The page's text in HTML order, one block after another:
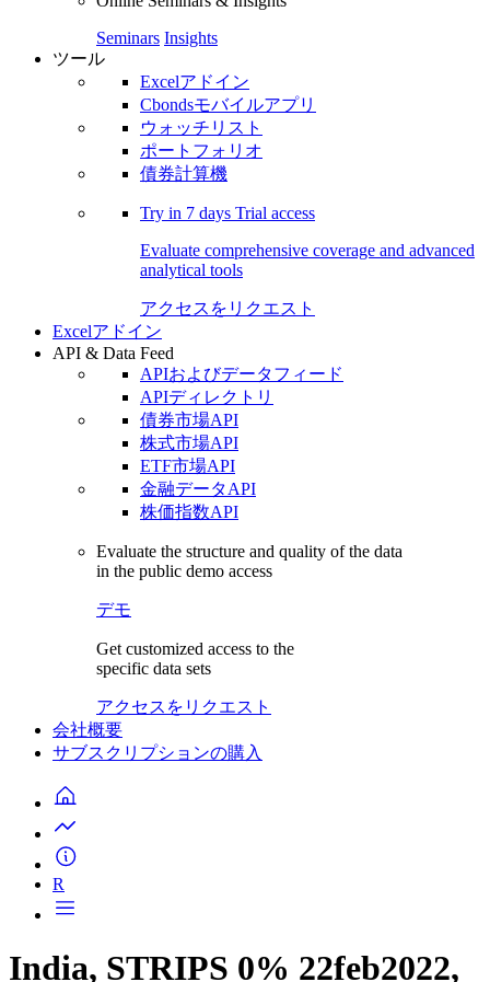
Seminars Insights
ツール
Excelアドイン
Cbondsモバイルアプリ
ウォッチリスト
ポートフォリオ
債券計算機
Try in 7 days Trial access
Evaluate comprehensive coverage and advanced
analytical tools
アクセスをリクエスト
Excelアドイン
API & Data Feed
APIおよびデータフィード
APIディレクトリ
債券市場API
株式市場API
ETF市場API
金融データAPI
株価指数API
Evaluate the structure and quality of the data
in the public demo access
デモ
Get customized access to the
specific data sets
アクセスをリクエスト
会社概要
サブスクリプションの購入
R
India, STRIPS 0% 22feb2022,